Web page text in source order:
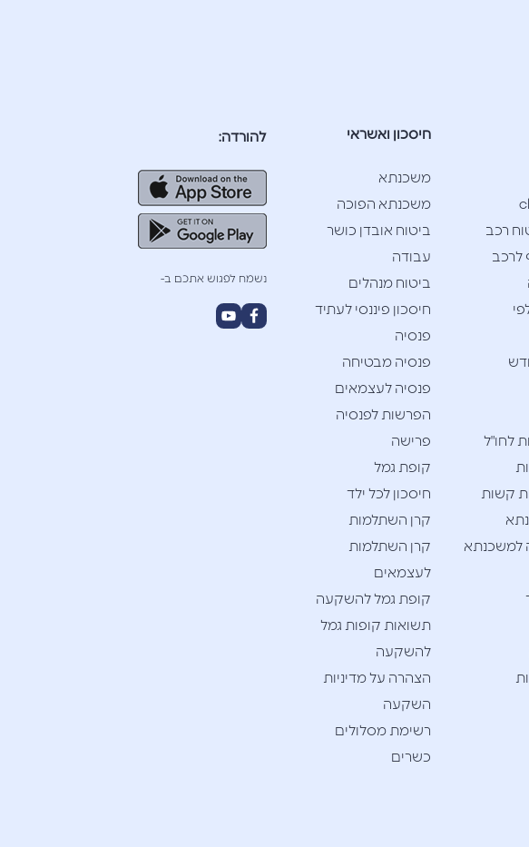
רכב
לרכב
לחו"ל
קשות
למשכנתא
חיסכון ואשראי
משכנתא
משכנתא הפוכה
ביטוח אובדן כושר
עבודה
ביטוח מנהלים
חיסכון פיננסי לעתיד
פנסיה
פנסיה מבטיחה
פנסיה לעצמאים
הפרשות לפנסיה
פרישה
קופת גמל
חיסכון לכל ילד
קרן השתלמות
קרן השתלמות
לעצמאים
קופת גמל להשקעה
תשואות קופות גמל
להשקעה
הצהרה על מדיניות
השקעה
רשימת מסלולים
כשרים
להורדה:
נשמח לפגוש אתכם ב-